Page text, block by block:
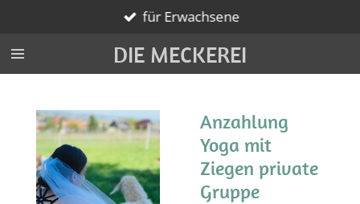
springen
DIE MECKEREI
für Erwachsene
Anzahlung
Yoga mit
Ziegen private
Gruppe